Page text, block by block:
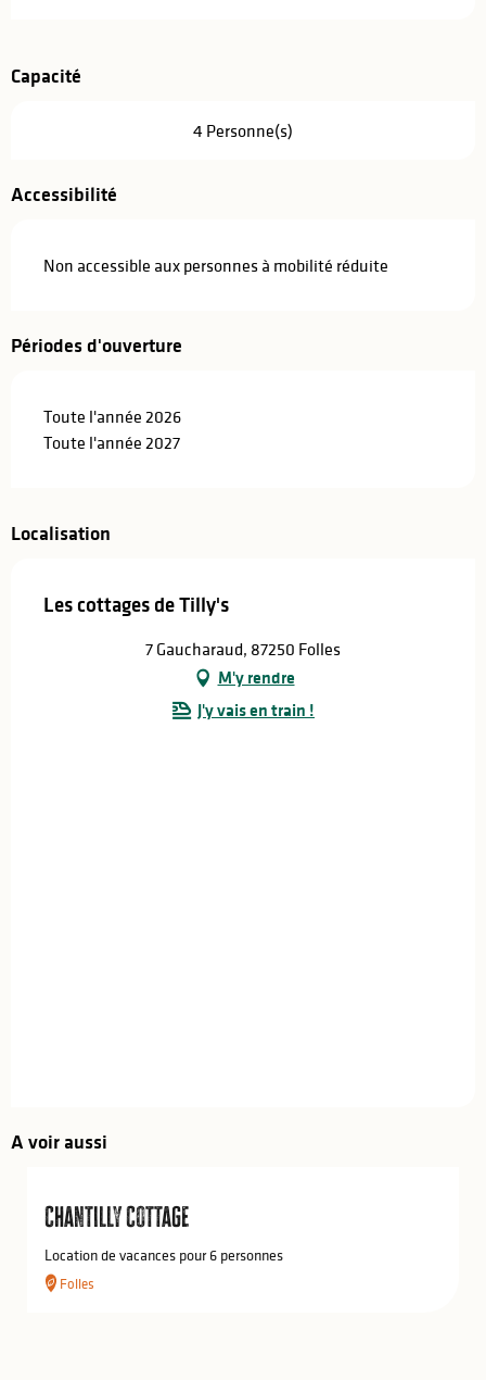
Capacité
4 Personne(s)
Accessibilité
Non accessible aux personnes à mobilité réduite
Périodes d'ouverture
Toute l'année 2026
Toute l'année 2027
Localisation
Les cottages de Tilly's
7 Gaucharaud, 87250 Folles
M'y rendre
J'y vais en train !
A voir aussi
Chantilly Cottage
Location de vacances pour 6 personnes
Folles